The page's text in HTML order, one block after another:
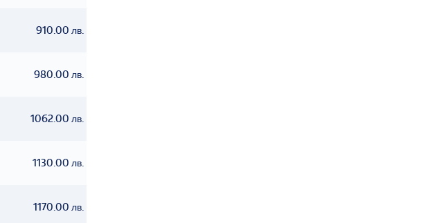
910.00 лв.
980.00 лв.
1062.00 лв.
1130.00 лв.
1170.00 лв.